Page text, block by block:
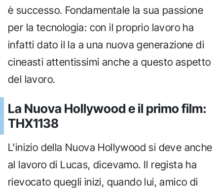
è successo. Fondamentale la sua passione
per la tecnologia: con il proprio lavoro ha
infatti dato il la a una nuova generazione di
cineasti attentissimi anche a questo aspetto
del lavoro.
La Nuova Hollywood e il primo film:
THX1138
L'inizio della Nuova Hollywood si deve anche
al lavoro di Lucas, dicevamo. Il regista ha
rievocato quegli inizi, quando lui, amico di